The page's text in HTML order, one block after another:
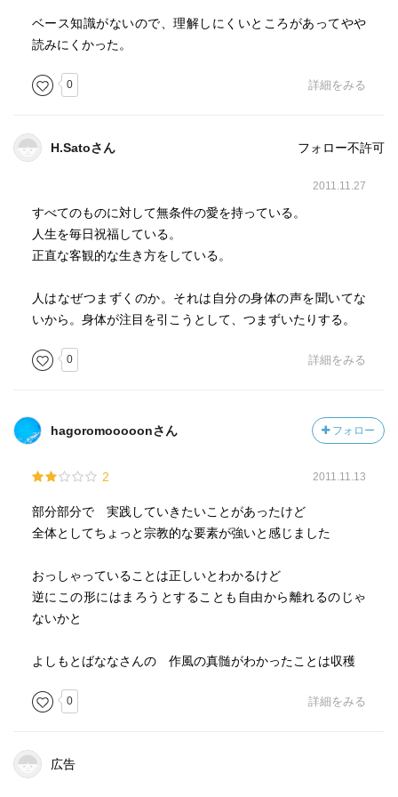
ベース知識がないので、理解しにくいところがあってやや
読みにくかった。
0 詳細をみる
H.Satoさん フォロー不許可
2011.11.27
すべてのものに対して無条件の愛を持っている。
人生を毎日祝福している。
正直な客観的な生き方をしている。
人はなぜつまずくのか。それは自分の身体の声を聞いてな
いから。身体が注目を引こうとして、つまずいたりする。
0 詳細をみる
hagoromooooonさん フォロー
2 2011.11.13
部分部分で 実践していきたいことがあったけど
全体としてちょっと宗教的な要素が強いと感じました
おっしゃっていることは正しいとわかるけど
逆にこの形にはまろうとすることも自由から離れるのじゃ
ないかと
よしもとばななさんの 作風の真髄がわかったことは収穫
0 詳細をみる
広告